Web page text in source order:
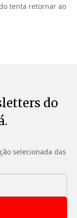
tenta retornar ao
do
selecionada das